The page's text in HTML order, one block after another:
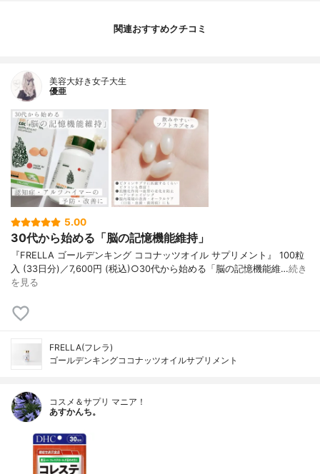
関連おすすめクチコミ
美容大好き女子大生
優亜
5.00
30代から始める「脳の記憶機能維持」
『FRELLA ゴールデンキング ココナッツオイル サプリメント』 100粒
入 (33日分)／7,600円 (税込)○30代から始める「脳の記憶機能維…続き
を見る
FRELLA(フレラ)
ゴールデンキングココナッツオイルサプリメント
コスメ＆サプリ マニア！
あすかんち。